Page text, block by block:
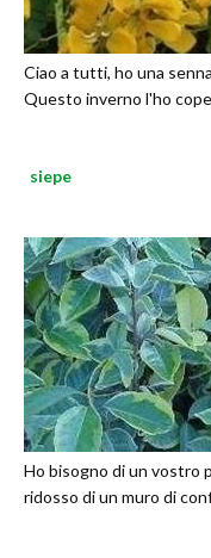
Ciao a tutti, ho una
Questo inverno l'ho
siepe
Ho bisogno di un vostro
ridosso di un muro di